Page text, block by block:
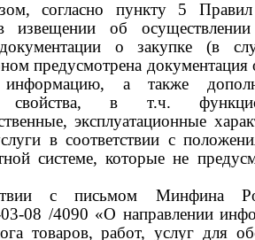
согласно пункту 5 Правил
извещении об осуществлении
о закупке (в
предусмотрена документация
информацию, а также
свойства, в т.ч.
эксплуатационные
в соответствии с
системе, которые не
с письмом Минфина
08 /4090 «О направлении
товаров, работ, услуг для